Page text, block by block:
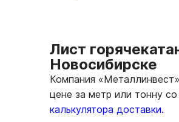
Лист
Новосибирске
Компания
цене за метр или тонну
калькулятора доставки.